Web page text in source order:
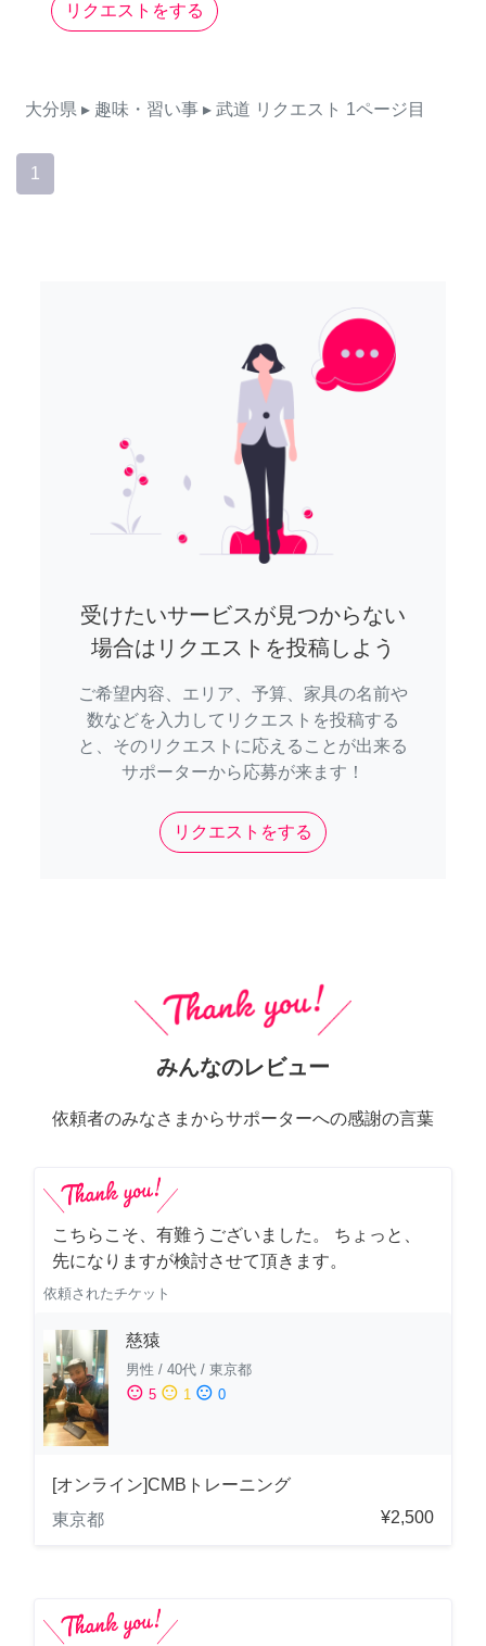
リクエストをする
大分県 ▸ 趣味・習い事 ▸ 武道 リクエスト 1ページ目
1
受けたいサービスが見つからない
場合はリクエストを投稿しよう
ご希望内容、エリア、予算、家具の名前や
数などを入力してリクエストを投稿する
と、そのリクエストに応えることが出来る
サポーターから応募が来ます！
リクエストをする
みんなのレビュー
依頼者のみなさまからサポーターへの感謝の言葉
こちらこそ、有難うございました。 ちょっと、
先になりますが検討させて頂きます。
依頼されたチケット
慈猿
男性 / 40代 / 東京都
sentiment_satisfied 5 sentiment_neutral 1 sentiment_dissatisfied 0
[オンライン]CMBトレーニング
東京都
¥2,500